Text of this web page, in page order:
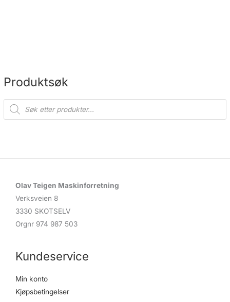
Produktsøk
P
d
Olav Teigen Maskinforretning
Verksveien 8
3330 SKOTSELV
Orgnr 974 987 503
Kundeservice
Min konto
Kjøpsbetingelser